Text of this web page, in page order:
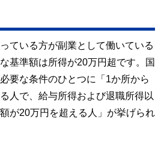
ている方が副業として働いている
基準額は所得が20万円超です。国
要な条件のひとつに「1か所から
人で、給与所得および退職所得以
が20万円を超える人」が挙げられ